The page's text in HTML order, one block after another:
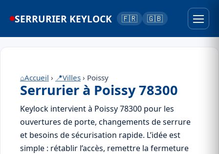
SERRURIER KEYLOCK 🇫🇷 🇬🇧
⌂Accueil › 📍Villes › Poissy
Serrurier à Poissy 78300
Keylock intervient à Poissy 78300 pour les
ouvertures de porte, changements de serrure
et besoins de sécurisation rapide. L’idée est
simple : rétablir l’accès, remettre la fermeture